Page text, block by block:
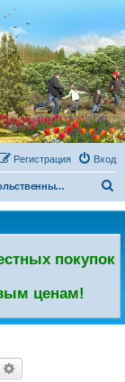
Вход
Регистрация
Продовольственные товары
покупок
ценам!